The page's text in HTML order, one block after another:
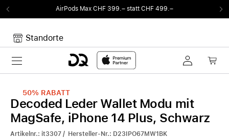
AirPods Max CHF 399.– statt CHF 499.–
Standorte
Toggle navigation
Noch keine Artikel im Warenkorb.
50% RABATT
Decoded Leder Wallet Modu mit
MagSafe, iPhone 14 Plus, Schwarz
Artikelnr.: it3307 / Hersteller-Nr.: D23IPO67MW1BK